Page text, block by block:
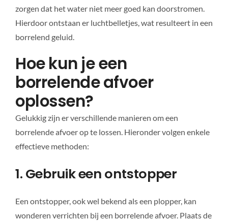
zorgen dat het water niet meer goed kan doorstromen.
Hierdoor ontstaan er luchtbelletjes, wat resulteert in een
borrelend geluid.
Hoe kun je een
borrelende afvoer
oplossen?
Gelukkig zijn er verschillende manieren om een
borrelende afvoer op te lossen. Hieronder volgen enkele
effectieve methoden:
1. Gebruik een ontstopper
Een ontstopper, ook wel bekend als een plopper, kan
wonderen verrichten bij een borrelende afvoer. Plaats de